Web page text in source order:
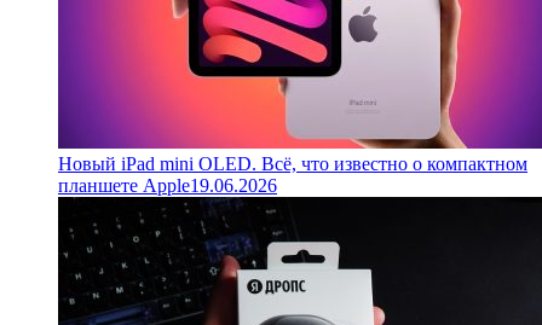
Новый iPad mini OLED. Всё, что известно о компактном
планшете Apple19.06.2026